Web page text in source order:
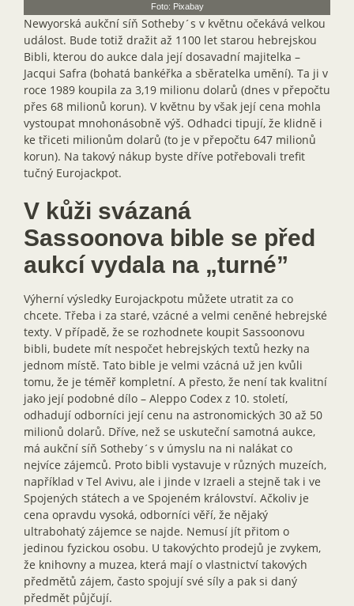
Foto: Pixabay
Newyorská aukční síň Sotheby´s v květnu očekává velkou
událost. Bude totiž dražit až 1100 let starou hebrejskou
Bibli, kterou do aukce dala její dosavadní majitelka –
Jacqui Safra (bohatá bankéřka a sběratelka umění). Ta ji v
roce 1989 koupila za 3,19 milionu dolarů (dnes v přepočtu
přes 68 milionů korun). V květnu by však její cena mohla
vystoupat mnohonásobně výš. Odhadci tipují, že klidně i
ke třiceti milionům dolarů (to je v přepočtu 647 milionů
korun). Na takový nákup byste dříve potřebovali trefit
tučný Eurojackpot.
V kůži svázaná
Sassoonova bible se před
aukcí vydala na „turné”
Výherní výsledky Eurojackpotu můžete utratit za co
chcete. Třeba i za staré, vzácné a velmi ceněné hebrejské
texty. V případě, že se rozhodnete koupit Sassoonovu
bibli, budete mít nespočet hebrejských textů hezky na
jednom místě. Tato bible je velmi vzácná už jen kvůli
tomu, že je téměř kompletní. A přesto, že není tak kvalitní
jako její podobné dílo – Aleppo Codex z 10. století,
odhadují odborníci její cenu na astronomických 30 až 50
milionů dolarů. Dříve, než se uskuteční samotná aukce,
má aukční síň Sotheby´s v úmyslu na ni nalákat co
nejvíce zájemců. Proto bibli vystavuje v různých muzeích,
například v Tel Avivu, ale i jinde v Izraeli a stejně tak i ve
Spojených státech a ve Spojeném království. Ačkoliv je
cena opravdu vysoká, odborníci věří, že nějaký
ultrabohatý zájemce se najde. Nemusí jít přitom o
jedinou fyzickou osobu. U takovýchto prodejů je zvykem,
že knihovny a muzea, která mají o vlastnictví takových
předmětů zájem, často spojují své síly a pak si daný
předmět půjčují.